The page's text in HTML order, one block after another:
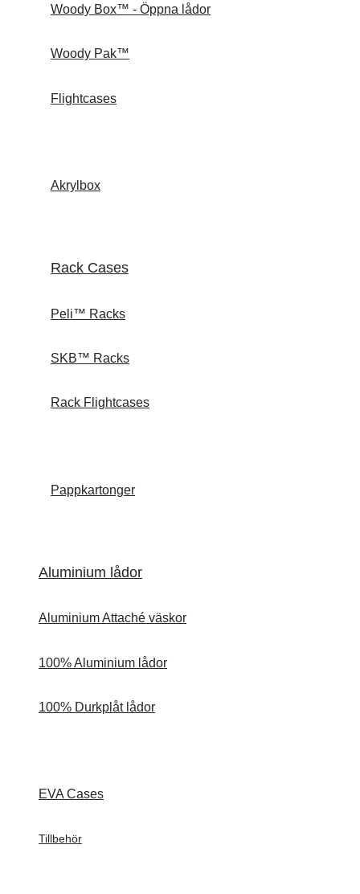
Woody Box™ - Öppna lådor
Woody Pak™
Flightcases
Akrylbox
Rack Cases
Peli™ Racks
SKB™ Racks
Rack Flightcases
Pappkartonger
Aluminium lådor
Aluminium Attaché väskor
100% Aluminium lådor
100% Durkplåt lådor
EVA Cases
Tillbehör